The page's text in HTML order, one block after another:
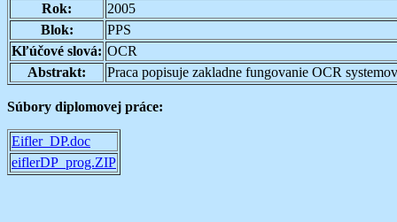
Rok:
2005
Blok:
PPS
Kľúčové slová: OCR
Abstrakt:
Praca popisuje zakladne fungovanie OCR
Súbory diplomovej práce:
Eifler_DP.doc
eiflerDP_prog.ZIP